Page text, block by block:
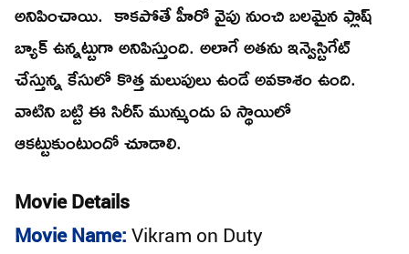
అనిపించాయి. కాకపోతే హీరో వైపు నుంచి బలమైన ఫ్లాష్
బ్యాక్ ఉన్నట్టుగా అనిపిస్తుంది. అలాగే అతను ఇన్వెస్టిగేట్
చేస్తున్న కేసులో కొత్త మలుపులు ఉండే అవకాశం ఉంది.
వాటిని బట్టి ఈ సిరీస్ మున్ముందు ఏ స్థాయిలో
ఆకట్టుకుంటుందో చూడాలి.
Movie Details
Movie Name: Vikram on Duty